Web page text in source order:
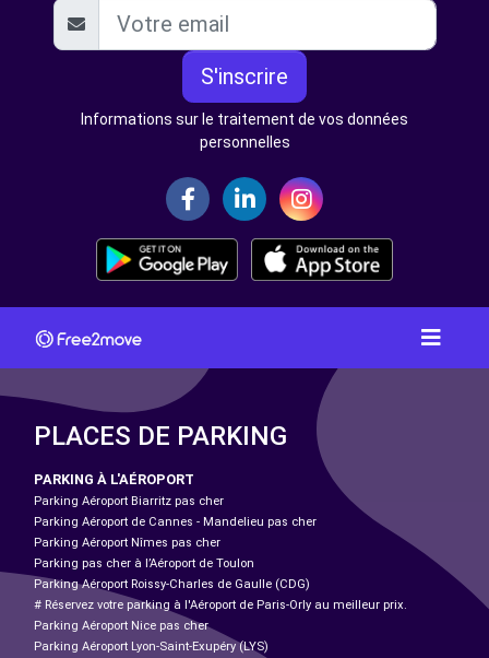
S'inscrire
Informations sur le traitement de vos données
personnelles
PLACES DE PARKING
PARKING À L'AÉROPORT
Parking Aéroport Biarritz pas cher
Parking Aéroport de Cannes - Mandelieu pas cher
Parking Aéroport Nîmes pas cher
Parking pas cher à l’Aéroport de Toulon
Parking Aéroport Roissy-Charles de Gaulle (CDG)
# Réservez votre parking à l'Aéroport de Paris-Orly au meilleur prix.
Parking Aéroport Nice pas cher
Parking Aéroport Lyon-Saint-Exupéry (LYS)